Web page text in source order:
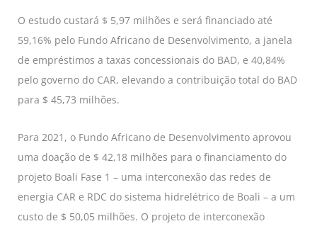
O estudo custará $ 5,97 milhões e será financiado até
59,16% pelo Fundo Africano de Desenvolvimento, a janela
de empréstimos a taxas concessionais do BAD, e 40,84%
pelo governo do CAR, elevando a contribuição total do BAD
para $ 45,73 milhões.
Para 2021, o Fundo Africano de Desenvolvimento aprovou
uma doação de $ 42,18 milhões para o financiamento do
projeto Boali Fase 1 – uma interconexão das redes de
energia CAR e RDC do sistema hidrelétrico de Boali – a um
custo de $ 50,05 milhões. O projeto de interconexão